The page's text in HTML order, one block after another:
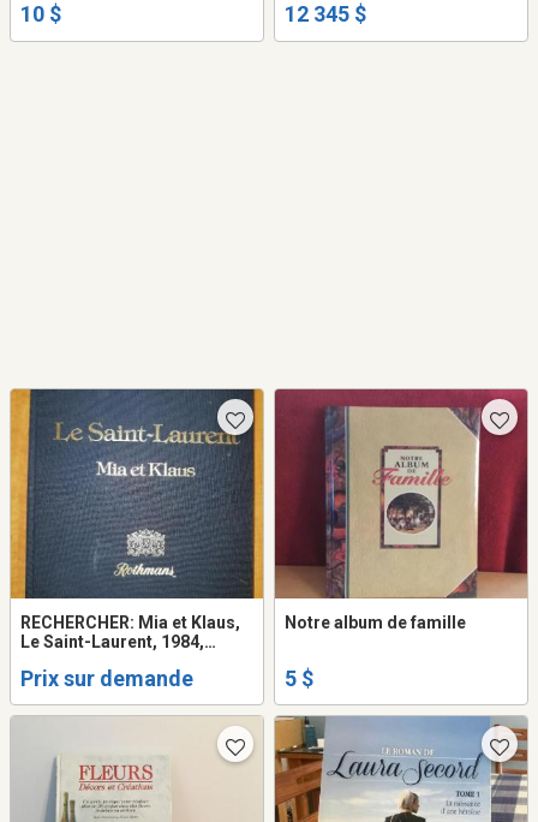
10 $ 12 345 $
RECHERCHER: Mia et Klaus,
Le Saint-Laurent, 1984,
Prix sur demande
Notre album de famille
5 $